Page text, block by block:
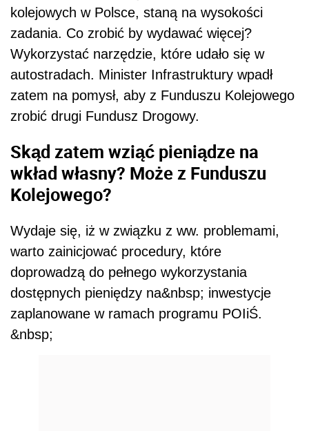
kolejowych w Polsce, staną na wysokości
zadania. Co zrobić by wydawać więcej?
Wykorzystać narzędzie, które udało się w
autostradach. Minister Infrastruktury wpadł
zatem na pomysł, aby z Funduszu Kolejowego
zrobić drugi Fundusz Drogowy.
Skąd zatem wziąć pieniądze na
wkład własny? Może z Funduszu
Kolejowego?
Wydaje się, iż w związku z ww. problemami,
warto zainicjować procedury, które
doprowadzą do pełnego wykorzystania
dostępnych pieniędzy na&nbsp; inwestycje
zaplanowane w ramach programu POIiŚ.
&nbsp;